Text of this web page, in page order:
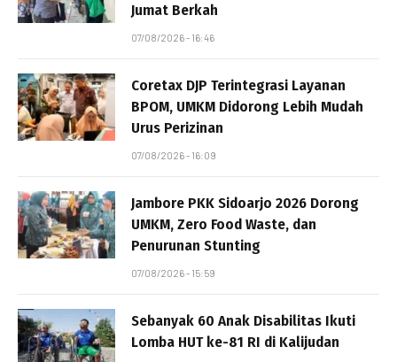
Jumat Berkah
07/08/2026 - 16:46
Coretax DJP Terintegrasi Layanan
BPOM, UMKM Didorong Lebih Mudah
Urus Perizinan
07/08/2026 - 16:09
Jambore PKK Sidoarjo 2026 Dorong
UMKM, Zero Food Waste, dan
Penurunan Stunting
07/08/2026 - 15:59
Sebanyak 60 Anak Disabilitas Ikuti
Lomba HUT ke-81 RI di Kalijudan